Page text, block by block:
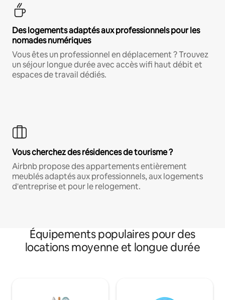
Des logements adaptés aux professionnels pour les
nomades numériques
Vous êtes un professionnel en déplacement ? Trouvez
un séjour longue durée avec accès wifi haut débit et
espaces de travail dédiés.
Vous cherchez des résidences de tourisme ?
Airbnb propose des appartements entièrement
meublés adaptés aux professionnels, aux logements
d'entreprise et pour le relogement.
Équipements populaires pour des
locations moyenne et longue durée